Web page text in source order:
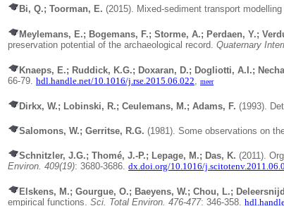
Bi, Q.; Toorman, E. (2015). Mixed-sediment transport
Meylemans, E.; Bogemans, F.; Storme, A.; Perdaen, Y.;
preservation potential of the archaeological record. Quaternary
Knaeps, E.; Ruddick, K.G.; Doxaran, D.; Dogliotti, A.I.;
66-79. hdl.handle.net/10.1016/j.rse.2015.06.022 meer
Dirkx, W.; Lobinski, R.; Ceulemans, M.; Adams, F. (1993).
Salomons, W.; Gerritse, R.G. (1981). Some observations on
Schnitzler, J.G.; Thomé, J.-P.; Lepage, M.; Das, K. (2011).
Environ. 409(19): 3680-3686. dx.doi.org/10.1016/
Elskens, M.; Gourgue, O.; Baeyens, W.; Chou, L.;
empirical functions. Sci. Total Environ. 476-477: 346-358.